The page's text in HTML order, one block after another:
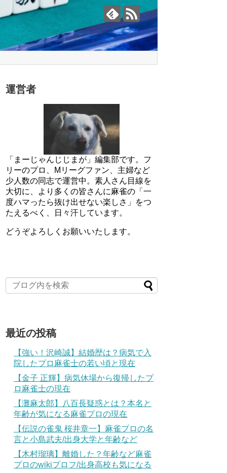
運営者
「まーじゃんじじまが」編集部です。フ
リーのプロ、Mリーグファン、主婦など
少人数の同志で運営中。素人さん目線を
大切に、より多くの皆さんに麻雀の「一
度ハマったら抜け出せない楽しさ」をつ
たえるべく、日々汗しています。
どうぞよろしくお願いいたします。
最近の投稿
【強い！沢崎誠】結婚歴は？病気で入
院したプロ麻雀士の若い頃と現在
【金子 正輝】病気休場から復帰したプ
ロ麻雀士の現在
【灘麻太郎】八百長疑惑とは？本名と
年齢が気になる麻雀プロの現在
【伝説の雀鬼 桜井章一】麻雀プロの名
言と小島武夫/出身大学と年齢など
【木村瑠璃】離婚した？年齢など麻雀
プロのwikiプロフ/出身高校も気になる